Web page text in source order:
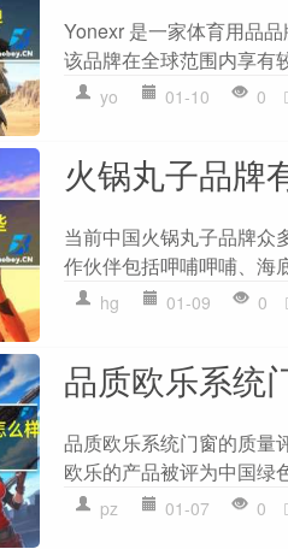
Yonexr 是一家体育用品
该品牌在全球范围内享有
yo 01-10 0
火锅丸子品牌
当前中国火锅丸子品牌众
作伙伴包括呷哺呷哺、海
hg 01-09 0
品质欧乐系统
品质欧乐系统门窗的质量
欧乐的产品被评为中国绿
pz 01-07 0